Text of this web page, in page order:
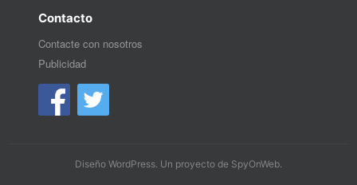
Contacto
Contacte con nosotros
Publicidad
Diseño WordPress. Un proyecto de SpyOnWeb.